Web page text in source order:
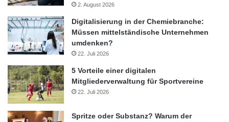
2. August 2026
Digitalisierung in der Chemiebranche:
Müssen mittelständische Unternehmen
umdenken?
22. Juli 2026
5 Vorteile einer digitalen
Mitgliederverwaltung für Sportvereine
22. Juli 2026
Spritze oder Substanz? Warum der